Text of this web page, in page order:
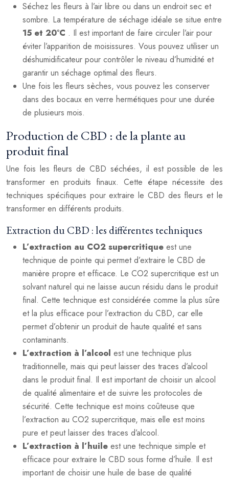
Séchez les fleurs à l’air libre ou dans un endroit sec et
sombre. La température de séchage idéale se situe entre
15 et 20°C . Il est important de faire circuler l’air pour
éviter l’apparition de moisissures. Vous pouvez utiliser un
déshumidificateur pour contrôler le niveau d’humidité et
garantir un séchage optimal des fleurs.
Une fois les fleurs sèches, vous pouvez les conserver
dans des bocaux en verre hermétiques pour une durée
de plusieurs mois.
Production de CBD : de la plante au
produit final
Une fois les fleurs de CBD séchées, il est possible de les
transformer en produits finaux. Cette étape nécessite des
techniques spécifiques pour extraire le CBD des fleurs et le
transformer en différents produits.
Extraction du CBD : les différentes techniques
L’extraction au CO2 supercritique est une
technique de pointe qui permet d’extraire le CBD de
manière propre et efficace. Le CO2 supercritique est un
solvant naturel qui ne laisse aucun résidu dans le produit
final. Cette technique est considérée comme la plus sûre
et la plus efficace pour l’extraction du CBD, car elle
permet d’obtenir un produit de haute qualité et sans
contaminants.
L’extraction à l’alcool est une technique plus
traditionnelle, mais qui peut laisser des traces d’alcool
dans le produit final. Il est important de choisir un alcool
de qualité alimentaire et de suivre les protocoles de
sécurité. Cette technique est moins coûteuse que
l’extraction au CO2 supercritique, mais elle est moins
pure et peut laisser des traces d’alcool.
L’extraction à l’huile est une technique simple et
efficace pour extraire le CBD sous forme d’huile. Il est
important de choisir une huile de base de qualité